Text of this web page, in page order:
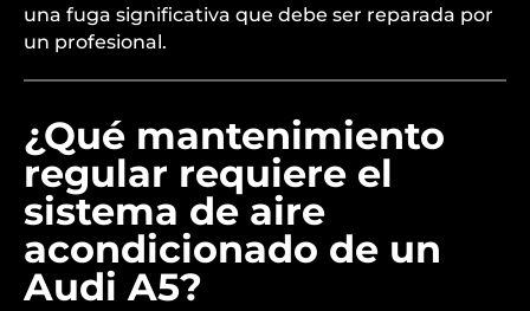
una fuga significativa que debe ser reparada por
un profesional.
¿Qué mantenimiento
regular requiere el
sistema de aire
acondicionado de un
Audi A5?